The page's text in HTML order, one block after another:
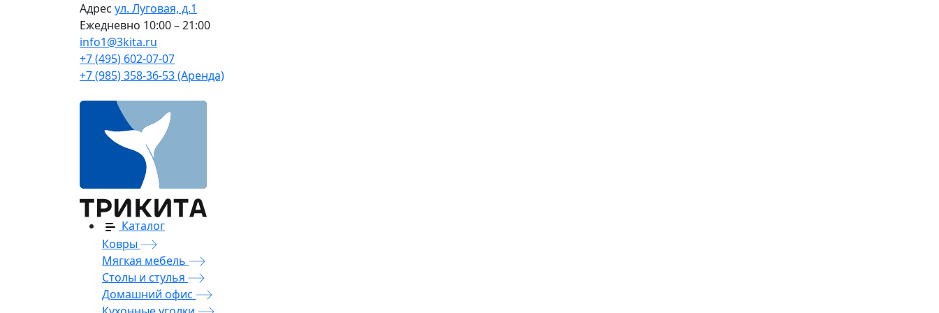
Адрес ул. Луговая, д.1
Ежедневно 10:00 – 21:00
info1@3kita.ru
+7 (495) 602-07-07
+7 (985) 358-36-53 (Аренда)
Каталог
Ковры
Мягкая мебель
Столы и стулья
Домашний офис